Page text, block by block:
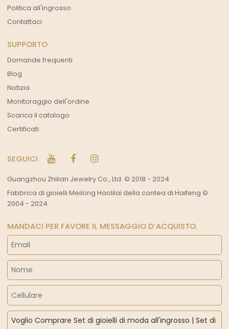
Politica all'ingrosso
Contattaci
SUPPORTO
Domande frequenti
Blog
Notizia
Monitoraggio dell'ordine
Scarica il catalogo
Certificati
SEGUICI
Guangzhou Zhilian Jewelry Co., Ltd. © 2018 - 2024
Fabbrica di gioielli Meilong Haolilai della contea di Haifeng ©
2004 - 2024
MANDACI PER FAVORE IL MESSAGGIO D’ACQUISTO.